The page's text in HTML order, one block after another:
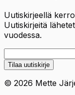
Uutiskirjeellä
Uutiskirjeitä
vuodessa.
Tilaa uutiskirje
© 2026 Mette